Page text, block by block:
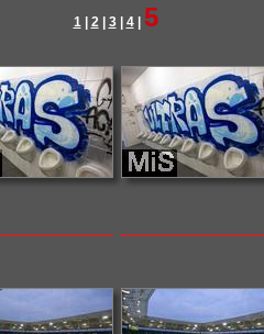
1| 2| 3| 4| 5